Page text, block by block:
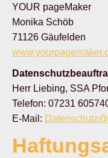
YOUR pageMaker
Monika Schöb
71126 Gäufelden
Herr Liebing, SSA
Telefon: 07231
E-Mail: